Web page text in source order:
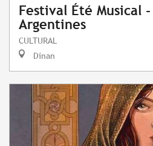
Festival Été Musical
Argentines
CULTURAL
Dinan